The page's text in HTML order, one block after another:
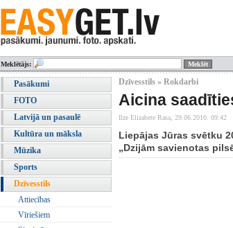
Meklētājs:
Pasākumi
FOTO
Latvijā un pasaulē
Kultūra un māksla
Mūzika
Sports
Dzīvesstils
Attiecības
Vīriešiem
Dzīvesstils » Rokdarbi
Aicina
Ilze Elizabete Rasa, 29.06.2010. 09:42
Liepājas Jūras svētku
„Dzijām savienotas